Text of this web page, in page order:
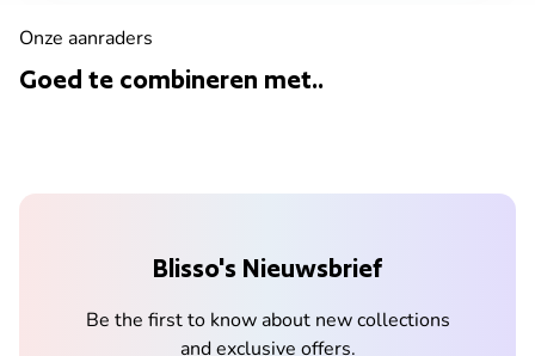
Onze aanraders
Goed te combineren met..
Blisso's Nieuwsbrief
Be the first to know about new collections
and exclusive offers.